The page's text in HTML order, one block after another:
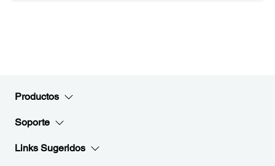
Productos
Soporte
Links Sugeridos